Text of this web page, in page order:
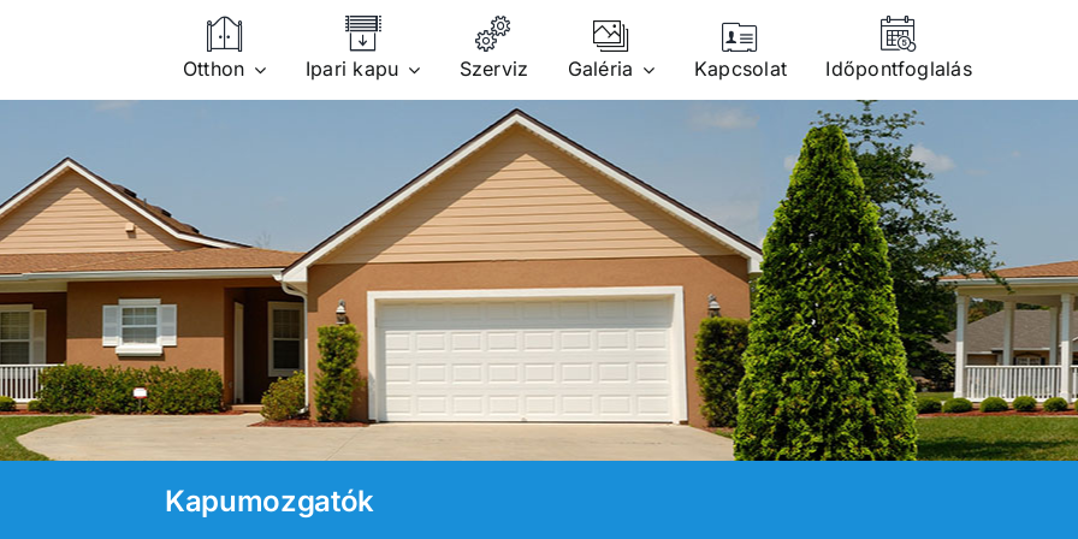
Otthon Ipari kapu Szerviz Galéria Kapcsolat Időpontfoglalás
Kapumozgatók